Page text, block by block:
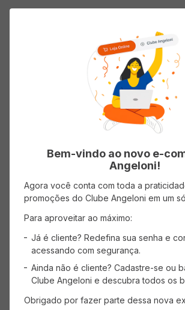
Barra SUPINO Banana Brasil
Chocolate 72g
(0 avaliações)
Bem-vindo ao novo e-
Angeloni!
Agora você conta com toda a
promoções do Clube Angeloni em um
Para aproveitar ao máximo:
Já é cliente? Redefina sua senha e
acessando com segurança.
Ainda não é cliente? Cadastre-se ou
Clube Angeloni e descubra todos os
Obrigado por fazer parte dessa nova